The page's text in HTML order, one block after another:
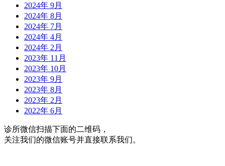
2024年 9月
2024年 8月
2024年 7月
2024年 4月
2024年 2月
2023年 11月
2023年 10月
2023年 9月
2023年 8月
2023年 2月
2022年 6月
诊所微信扫描下面的二维码，
关注我们的微信账号并直接联系我们。